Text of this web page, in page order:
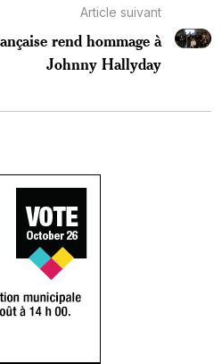
Article suivant
rend hommage à
Johnny Hallyday